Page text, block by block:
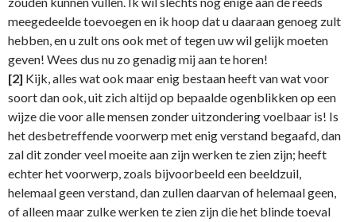
meegedeelde toevoegen en ik hoop dat u daaraan genoeg zult
hebben, en u zult ons ook met of tegen uw wil gelijk moeten
geven! Wees dus nu zo genadig mij aan te horen!
[2] Kijk, alles wat ook maar enig bestaan heeft van wat voor
soort dan ook, uit zich altijd op bepaalde ogenblikken op een
wijze die voor alle mensen zonder uitzondering voelbaar is! Is
het desbetreffende voorwerp met enig verstand begaafd, dan
zal dit zonder veel moeite aan zijn werken te zien zijn; heeft
echter het voorwerp, zoals bijvoorbeeld een beeldzuil,
helemaal geen verstand, dan zullen daarvan of helemaal geen,
of alleen maar zulke werken te zien zijn die het blinde toeval